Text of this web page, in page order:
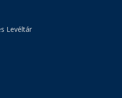
Levéltár